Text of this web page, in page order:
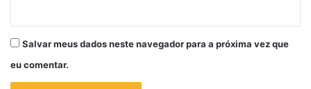
Salvar meus dados neste navegador para a próxima vez que
eu comentar.